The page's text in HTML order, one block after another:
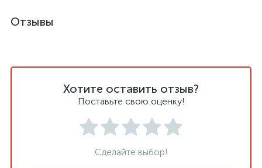
Отзывы
Хотите оставить отзыв?
Поставьте свою оценку!
Сделайте выбор!